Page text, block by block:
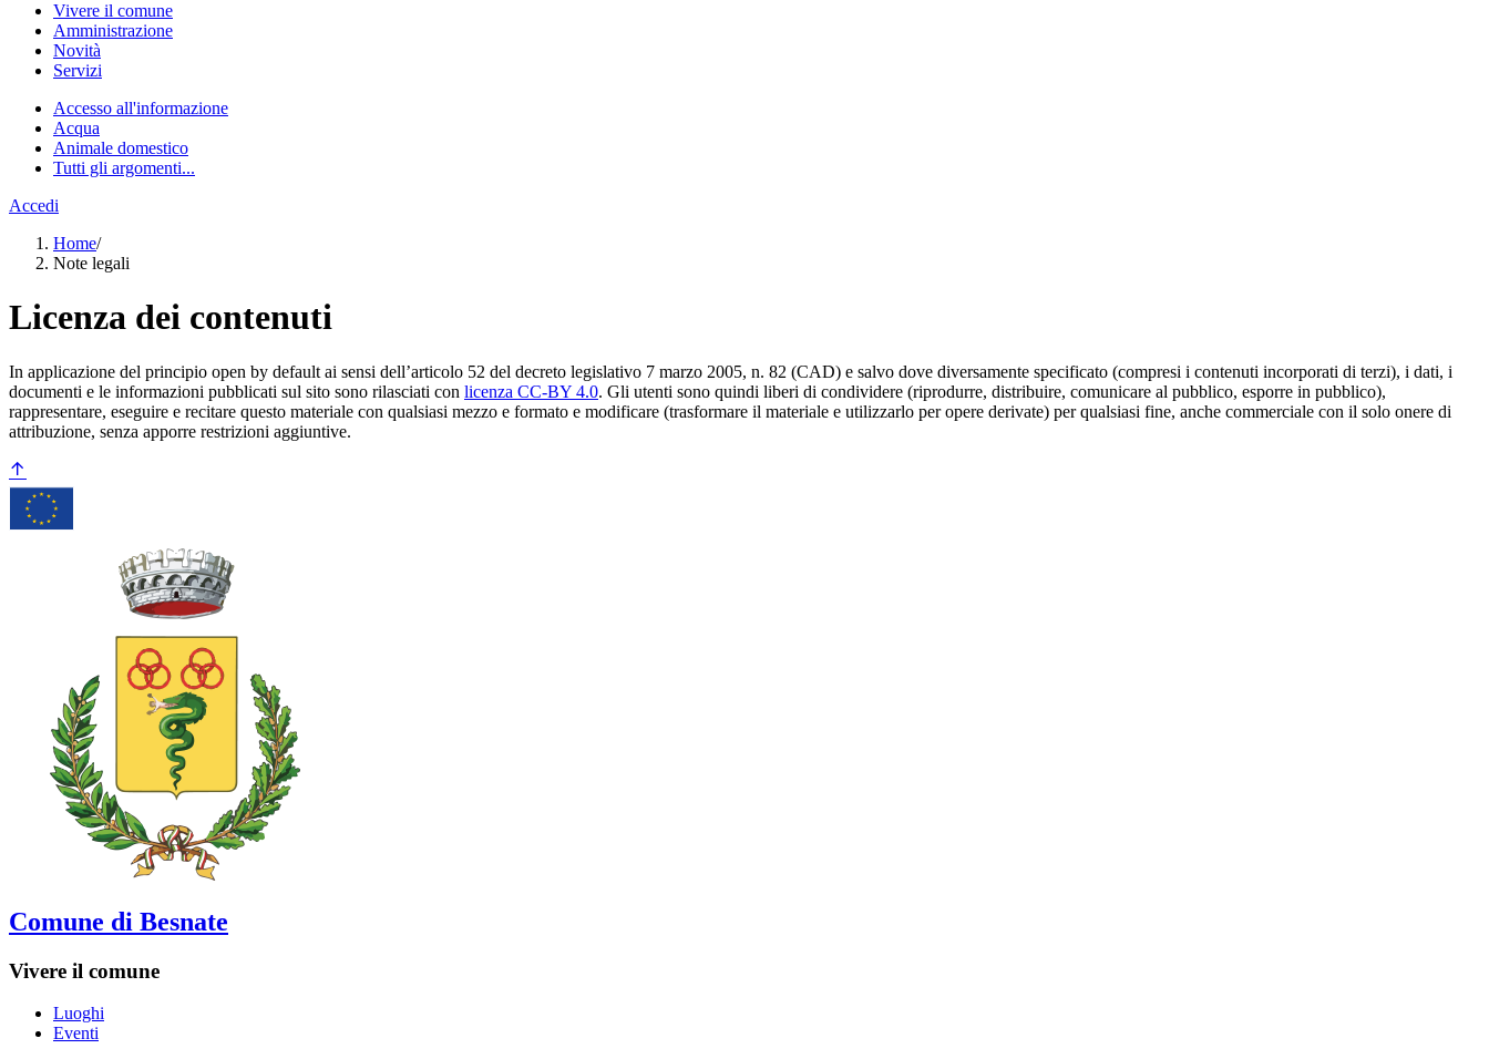
Vivere il comune
Amministrazione
Novità
Servizi
Accesso all'informazione
Acqua
Animale domestico
Tutti gli argomenti...
Accedi
Home/
Note legali
Licenza dei contenuti
In applicazione del principio open by default ai sensi dell’articolo 52 del decreto legislativo 7 marzo 2005, n. 82 (CAD) e salvo dove diversamente specificato (compresi i contenuti incorporati di terzi), i dati, i
documenti e le informazioni pubblicati sul sito sono rilasciati con licenza CC-BY 4.0. Gli utenti sono quindi liberi di condividere (riprodurre, distribuire, comunicare al pubblico, esporre in pubblico),
rappresentare, eseguire e recitare questo materiale con qualsiasi mezzo e formato e modificare (trasformare il materiale e utilizzarlo per opere derivate) per qualsiasi fine, anche commerciale con il solo onere di
attribuzione, senza apporre restrizioni aggiuntive.
Comune di Besnate
Vivere il comune
Luoghi
Eventi